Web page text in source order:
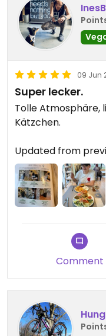
09 Jun
Super lecker.
Tolle Atmosphäre,
Kätzchen.
Updated from
Comment